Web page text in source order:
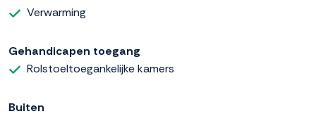
Verwarming
Gehandicapen toegang
Rolstoeltoegankelijke kamers
Buiten